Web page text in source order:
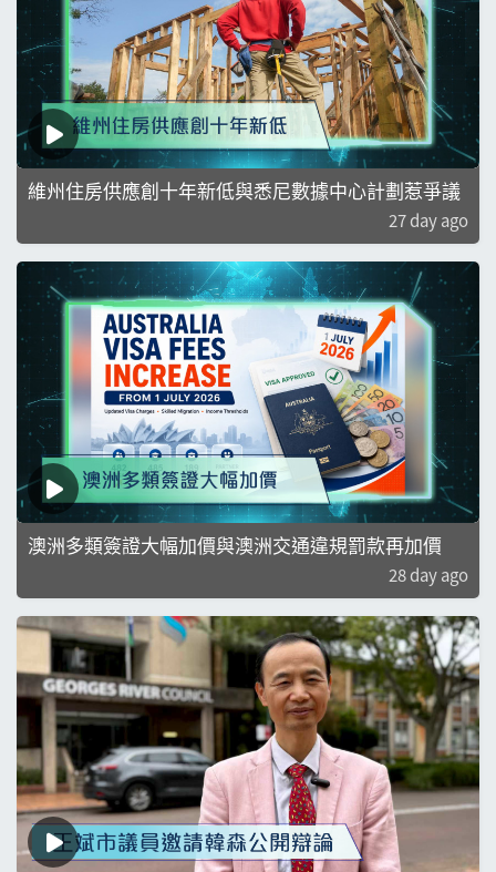
維州住房供應創十年新低與悉尼數據中心計劃惹爭議
27 day ago
澳洲多類簽證大幅加價與澳洲交通違規罰款再加價
28 day ago